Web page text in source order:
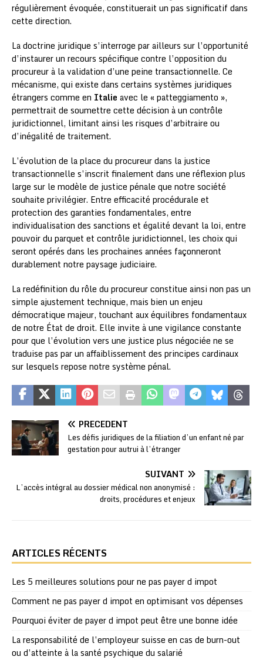
régulièrement évoquée, constituerait un pas significatif dans
cette direction.
La doctrine juridique s’interroge par ailleurs sur l’opportunité
d’instaurer un recours spécifique contre l’opposition du
procureur à la validation d’une peine transactionnelle. Ce
mécanisme, qui existe dans certains systèmes juridiques
étrangers comme en Italie avec le « patteggiamento »,
permettrait de soumettre cette décision à un contrôle
juridictionnel, limitant ainsi les risques d’arbitraire ou
d’inégalité de traitement.
L’évolution de la place du procureur dans la justice
transactionnelle s’inscrit finalement dans une réflexion plus
large sur le modèle de justice pénale que notre société
souhaite privilégier. Entre efficacité procédurale et
protection des garanties fondamentales, entre
individualisation des sanctions et égalité devant la loi, entre
pouvoir du parquet et contrôle juridictionnel, les choix qui
seront opérés dans les prochaines années façonneront
durablement notre paysage judiciaire.
La redéfinition du rôle du procureur constitue ainsi non pas un
simple ajustement technique, mais bien un enjeu
démocratique majeur, touchant aux équilibres fondamentaux
de notre État de droit. Elle invite à une vigilance constante
pour que l’évolution vers une justice plus négociée ne se
traduise pas par un affaiblissement des principes cardinaux
sur lesquels repose notre système pénal.
PRÉCÉDENT
Les défis juridiques de la filiation d’un enfant né par
gestation pour autrui à l’étranger
SUIVANT
L’accès intégral au dossier médical non anonymisé :
droits, procédures et enjeux
ARTICLES RÉCENTS
Les 5 meilleures solutions pour ne pas payer d impot
Comment ne pas payer d impot en optimisant vos dépenses
Pourquoi éviter de payer d impot peut être une bonne idée
La responsabilité de l’employeur suisse en cas de burn-out
ou d’atteinte à la santé psychique du salarié